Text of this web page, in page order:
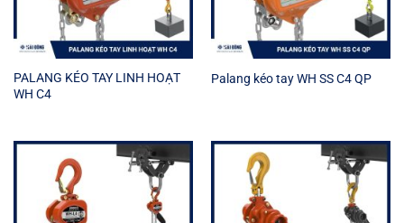
PALANG KÉO TAY LINH HOẠT
WH C4
Palang kéo tay WH SS C4 QP